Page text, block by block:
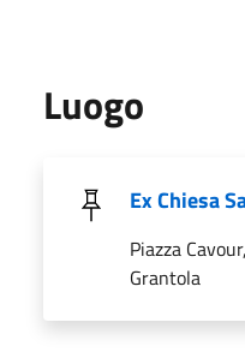
Luogo
Ex Chiesa
Piazza
Grantola